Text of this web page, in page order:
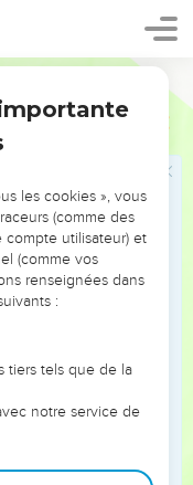
Il va le trouver et lui
C’est lui-même qui
et il se prosterne en
monde pour qu’un
ne voyaient pas
aveugles.
lui entendent ces
les cookies », vous
(comme des
utilisateur) et
(comme vos
renseignées dans
:
tiers tels que de la
notre service de